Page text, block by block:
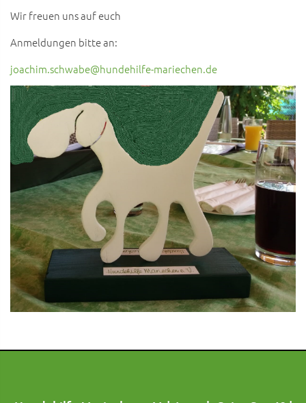
Wir freuen uns auf euch
Anmeldungen bitte an:
joachim.schwabe@hundehilfe-mariechen.de